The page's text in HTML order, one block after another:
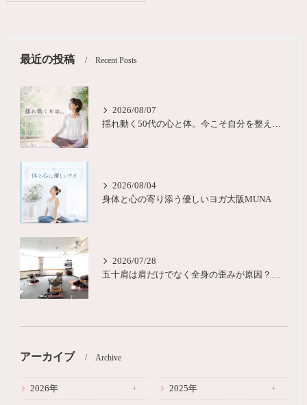
最近の投稿 Recent Posts
2026/08/07
揺れ動く50代の心と体。今こそ自分を整える時間を大阪
2026/08/04
身体と心の寄り添う優しいヨガ大阪MUNA
2026/07/28
五十肩は肩だけでなく全身の歪みが原因？城東区ヨガピラティス
アーカイブ Archive
2026年 2025年